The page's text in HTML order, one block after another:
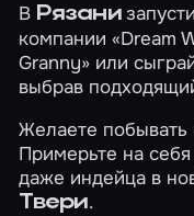
В Рязани
компании «Dream
Granny» или
выбрав
Желаете
Примерьте на
даже индейца в
Твери.